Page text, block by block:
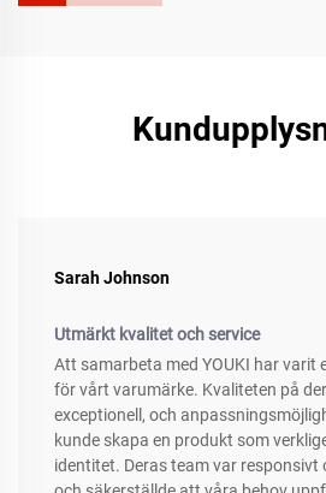
Sarah Johnson
Utmärkt kvalitet och service
Att samarbeta med YOUKI har varit
för vårt varumärke. Kvaliteten på
exceptionell, och
kunde skapa en produkt som
identitet. Deras team var